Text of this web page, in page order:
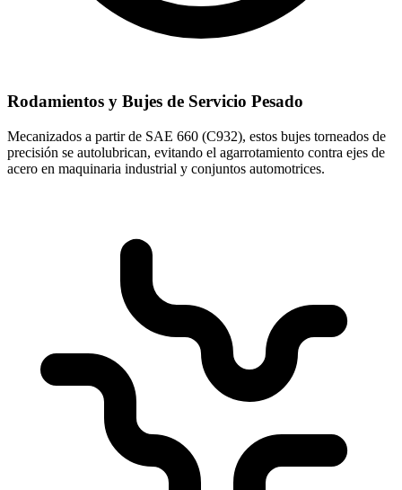
Rodamientos y Bujes de Servicio Pesado
Mecanizados a partir de SAE 660 (C932), estos bujes torneados de
precisión se autolubrican, evitando el agarrotamiento contra ejes de
acero en maquinaria industrial y conjuntos automotrices.